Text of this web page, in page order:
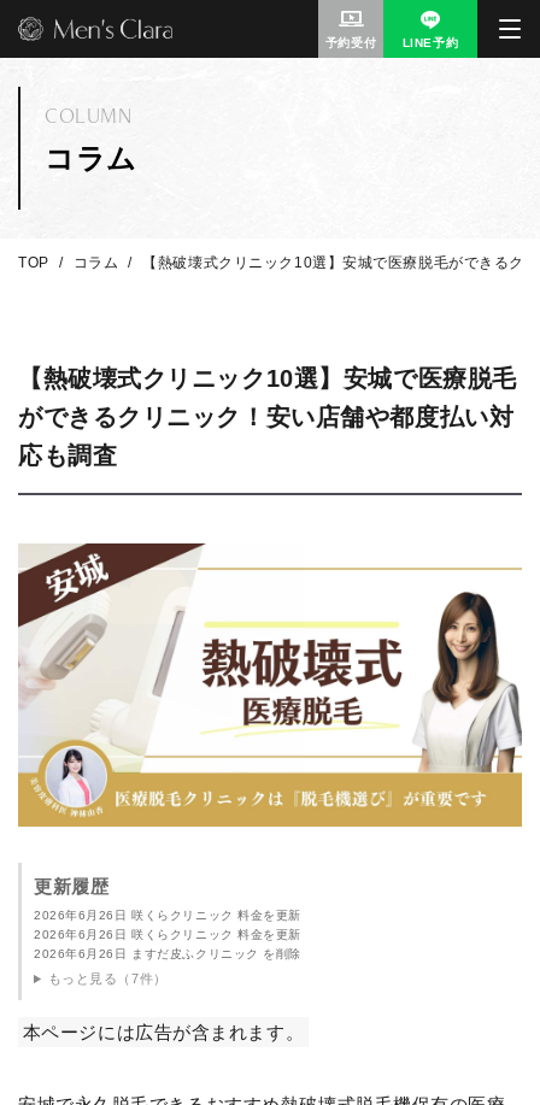
予約受付 LINE予約
コラム
COLUMN
TOP コラム 【熱破壊式クリニック10選】安城で医療脱毛ができるク
【熱破壊式クリニック10選】安城で医療脱毛
ができるクリニック！安い店舗や都度払い対
応も調査
更新履歴
2026年6月26日 咲くらクリニック 料金を更新
2026年6月26日 咲くらクリニック 料金を更新
2026年6月26日 ますだ皮ふクリニック を削除
もっと見る（7件）
本ページには広告が含まれます。